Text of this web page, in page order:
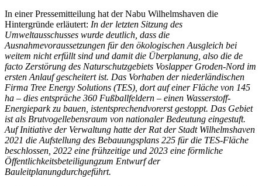
In einer Pressemitteilung hat der Nabu Wilhelmshaven die
Hintergründe erläutert: In der letzten Sitzung des
Umweltausschusses wurde deutlich, dass die
Ausnahmevoraussetzungen für den ökologischen Ausgleich bei
weitem nicht erfüllt sind und damit die Überplanung, also die de
facto Zerstörung des Naturschutzgebiets Voslapper Groden-Nord im
ersten Anlauf gescheitert ist. Das Vorhaben der niederländischen
Firma Tree Energy Solutions (TES), dort auf einer Fläche von 145
ha – dies entspräche 360 Fußballfeldern – einen Wasserstoff-
Energiepark zu bauen, istentsprechendvorerst gestoppt. Das Gebiet
ist als Brutvogellebensraum von nationaler Bedeutung eingestuft.
Auf Initiative der Verwaltung hatte der Rat der Stadt Wilhelmshaven
2021 die Aufstellung des Bebauungsplans 225 für die TES-Fläche
beschlossen, 2022 eine frühzeitige und 2023 eine förmliche
Öffentlichkeitsbeteiligungzum Entwurf der
Bauleitplanungdurchgeführt.